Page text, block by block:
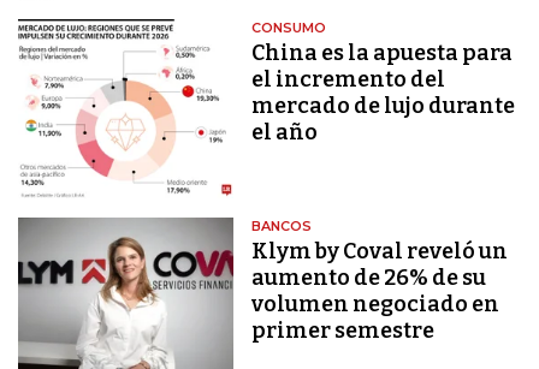
CONSUMO
China es la apuesta para
el incremento del
mercado de lujo durante
el año
BANCOS
Klym by Coval reveló un
aumento de 26% de su
volumen negociado en
primer semestre